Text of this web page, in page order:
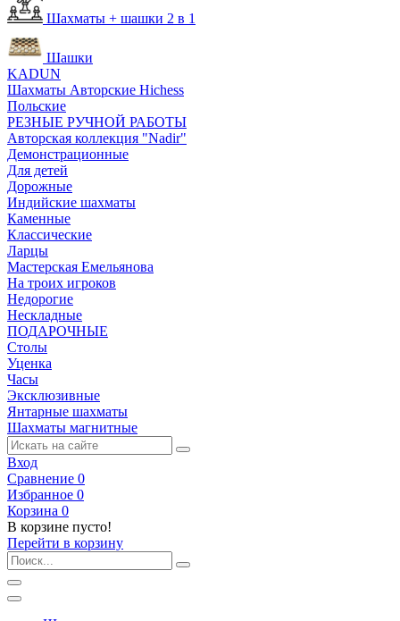
Шахматы + шашки 2 в 1
Шашки
KADUN
Шахматы Авторские Hichess
Польские
РЕЗНЫЕ РУЧНОЙ РАБОТЫ
Авторская коллекция "Nadir"
Демонстрационные
Для детей
Дорожные
Индийские шахматы
Каменные
Классические
Ларцы
Мастерская Емельянова
На троих игроков
Недорогие
Нескладные
ПОДАРОЧНЫЕ
Столы
Уценка
Часы
Эксклюзивные
Янтарные шахматы
Шахматы магнитные
Вход
Сравнение 0
Избранное 0
Корзина 0
В корзине пусто!
Перейти в корзину